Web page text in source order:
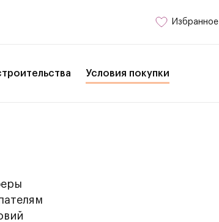
Избранное
Условия покупки